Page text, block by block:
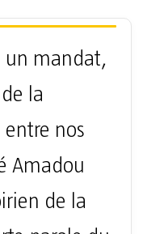
un mandat,
la
nos
Amadou
de la